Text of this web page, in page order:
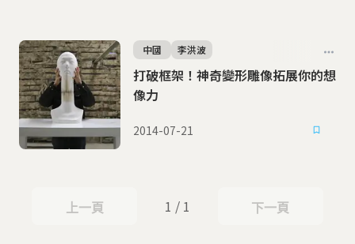
打破框架！神奇變形雕像拓展你的想
像力
中國 李洪波
2014-07-21
上一頁
上一頁 1 / 1 下一頁
下一頁